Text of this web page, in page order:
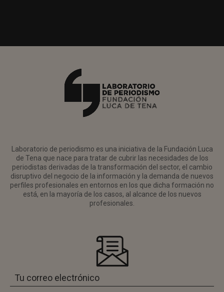
Laboratorio de periodismo es una iniciativa de la Fundación Luca
de Tena que nace para tratar de cubrir las necesidades de los
periodistas derivadas de la transformación del sector, el cambio
disruptivo del negocio de la información y la demanda de nuevos
perfiles profesionales en entornos en los que dicha formación no
está, en la mayoría de los casos, al alcance de los nuevos
profesionales.